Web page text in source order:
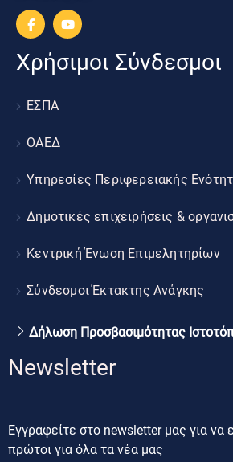
Χρήσιμοι Σύνδεσμοι
ΕΣΠΑ
ΟΑΕΔ
Υπηρεσίες Περιφερειακής
Δημοτικές επιχειρήσεις &
Κεντρική Ένωση Επιμελητηρίων
Σύνδεσμοι Έκτακτης Ανάγκης
Δήλωση Προσβασιμότητας
Newsletter
Εγγραφείτε στο newsletter μας για να
πρώτοι για όλα τα νέα μας